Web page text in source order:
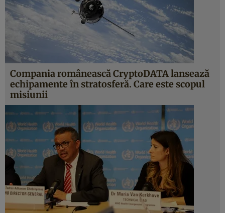
Compania românească CryptoDATA lansează
echipamente în stratosferă. Care este scopul
misiunii